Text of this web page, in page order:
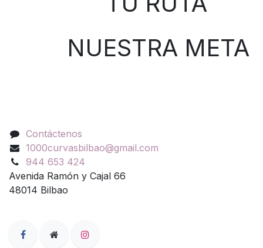
NUESTRA META
Contáctenos
1000curvasbilbao@gmail.com
944 653 424
Avenida Ramón y Cajal 66
48014 Bilbao